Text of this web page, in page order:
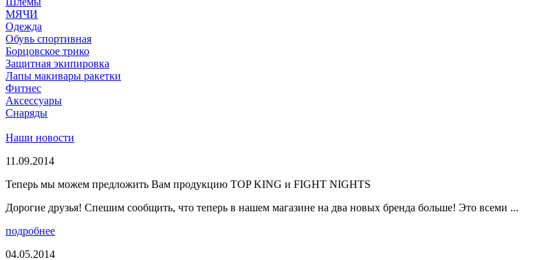
МЯЧИ
Одежда
Обувь спортивная
Борцовское трико
Защитная экипировка
Лапы макивары ракетки
Фитнес
Аксессуары
Снаряды
Наши новости
11.09.2014
Теперь мы можем предложить Вам продукцию TOP KING и FIGHT NIGHTS
Дорогие друзья! Спешим сообщить, что теперь в нашем магазине на два новых бренда больше! Это всеми ...
подробнее
04.05.2014